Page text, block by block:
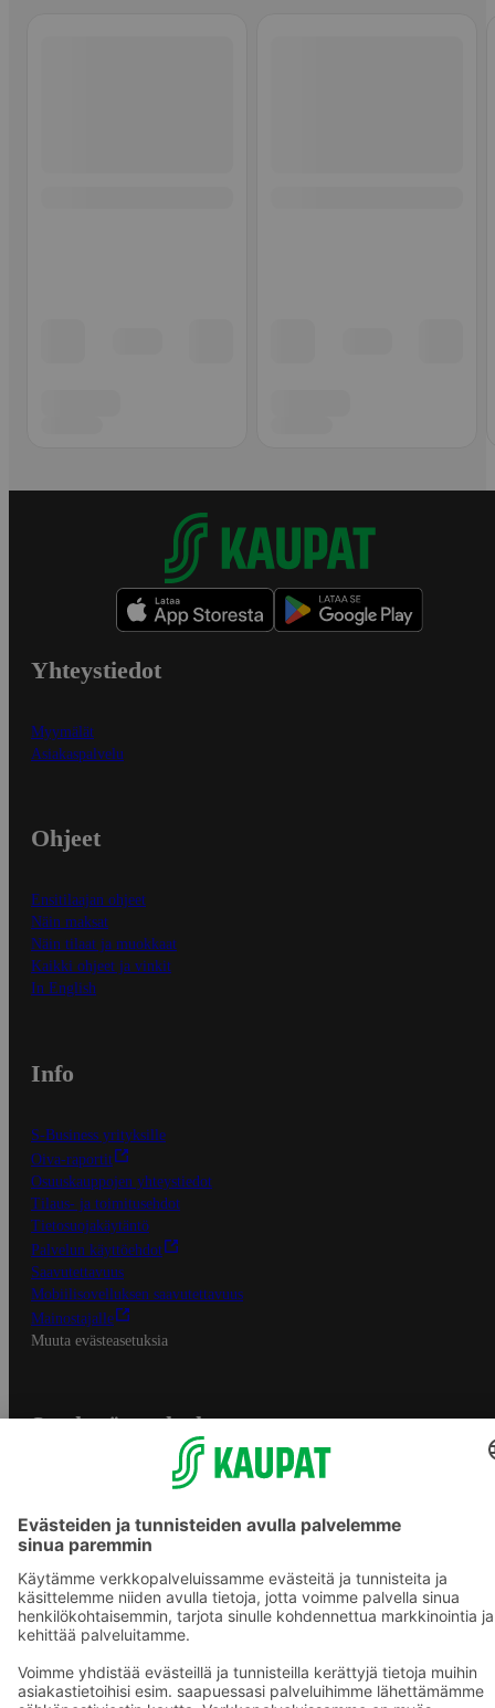
Yhteystiedot
Myymälät
Asiakaspalvelu
Ohjeet
Ensitilaajan ohjeet
Näin maksat
Näin tilaat ja muokkaat
Kaikki ohjeet ja vinkit
In English
Info
S-Business yrityksille
Oiva-raportit
Osuuskauppojen yhteystiedot
Tilaus- ja toimitusehdot
Tietosuojakäytäntö
Palvelun käyttöehdot
Saavutettavuus
Mobiilisovelluksen saavutettavuus
Mainostajalle
Muuta evästeasetuksia
S-ryhmän palvelut
Yhteishyvä Ruoka -sovellus
Prisma.fi
Sokos.fi
S-Pankki
Sokos Hotels